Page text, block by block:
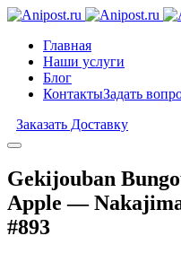
Главная
Наши услуги
Блог
КонтактыЗадать
Заказать Доставку
Gekijouban
Apple —
#893